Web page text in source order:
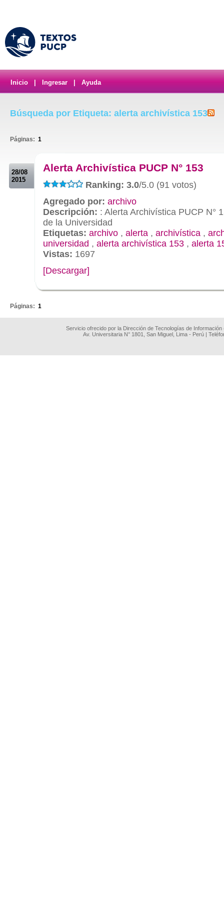
Inicio Ingresar Ayuda
Búsqueda por Etiqueta: alerta archivística 153
Páginas: 1
28/08
2015
Alerta Archivística PUCP N° 153
Ranking: 3.0/5.0 (91 votos)
Agregado por: archivo
Descripción: : Alerta Archivística PUCP N°
de la Universidad
Etiquetas: archivo , alerta , archivística ,
universidad , alerta archivística 153 , alerta
Vistas: 1697
[Descargar]
Páginas: 1
Servicio ofrecido por la Dirección de Tecnologías de
Av. Universitaria N° 1801, San Miguel, Lima - Perú |